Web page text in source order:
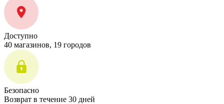
Доступно
40 магазинов, 19 городов
Безопасно
Возврат в течение 30 дней